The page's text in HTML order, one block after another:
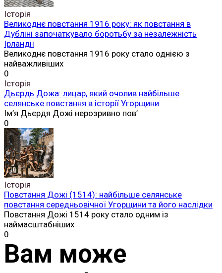
Історія
Великоднє повстання 1916 року: як повстання в
Дубліні започаткувало боротьбу за незалежність
Ірландії
Великоднє повстання 1916 року стало однією з
найважливіших
0
Історія
Дьєрдь Дожа: лицар, який очолив найбільше
селянське повстання в історії Угорщини
Ім’я Дьєрдя Дожі нерозривно пов’
0
Історія
Повстання Дожі (1514): найбільше селянське
повстання середньовічної Угорщини та його наслідки
Повстання Дожі 1514 року стало одним із
наймасштабніших
0
Вам може